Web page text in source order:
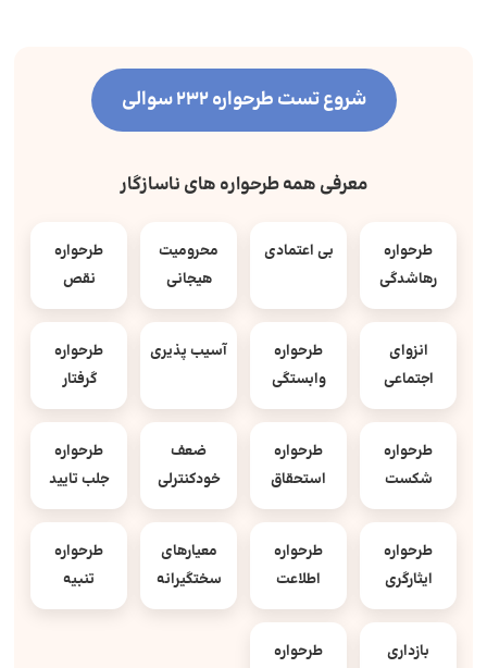
شروع تست طرحواره 232 سوالی
معرفی همه طرحواره های ناسازگار
طرحواره
رهاشدگی
بی اعتمادی
محرومیت
هیجانی
طرحواره
نقص
انزوای
اجتماعی
طرحواره
وابستگی
آسیب پذیری
طرحواره
گرفتار
طرحواره
شکست
طرحواره
استحقاق
ضعف
خودکنترلی
طرحواره
جلب تایید
طرحواره
ایثارگری
طرحواره
اطلاعت
معیارهای
سختگیرانه
طرحواره
تنبیه
بازداری
طرحواره